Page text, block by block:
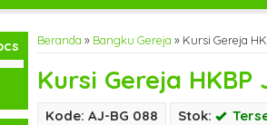
Beranda » Bangku Gereja » Kursi Gereja
Kursi Gereja
Kode: AJ-BG 088 Stok: